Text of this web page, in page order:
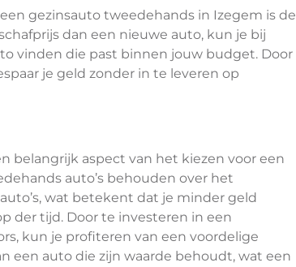
gezinsauto tweedehands in Izegem is de
dan een nieuwe auto, kun je bij
vinden die past binnen jouw budget. Door
je geld zonder in te leveren op
belangrijk aspect van het kiezen voor een
auto’s behouden over het
wat betekent dat je minder geld
der tijd. Door te investeren in een
kun je profiteren van een voordelige
een auto die zijn waarde behoudt, wat een